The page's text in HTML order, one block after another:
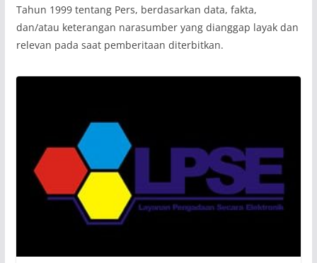
Tahun 1999 tentang Pers, berdasarkan data, fakta,
dan/atau keterangan narasumber yang dianggap layak dan
relevan pada saat pemberitaan diterbitkan.